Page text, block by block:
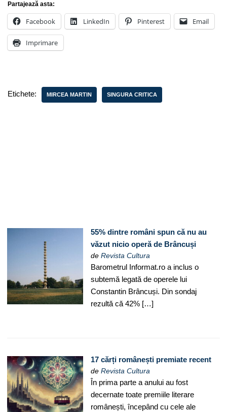
Partajează asta:
Facebook LinkedIn Pinterest Email
Imprimare
Etichete: MIRCEA MARTIN SINGURA CRITICA
55% dintre români spun că nu au
văzut nicio operă de Brâncuși
deRevista Cultura
Barometrul Informat.ro a inclus o
subtemă legată de operele lui
Constantin Brâncuși. Din sondaj
rezultă că 42% […]
17 cărți românești premiate recent
deRevista Cultura
În prima parte a anului au fost
decernate toate premiile literare
românești, începând cu cele ale